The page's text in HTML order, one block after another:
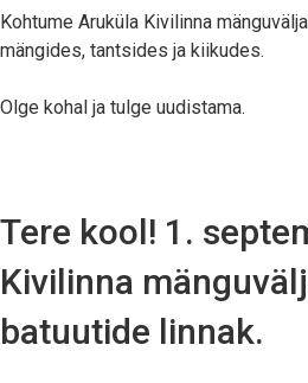
Kohtume Aruküla Kivilinna
mängides, tantsides ja kiikudes.
Olge kohal ja tulge uudistama.
Tere kool! 1.
Kivilinna
batuutide linnak.